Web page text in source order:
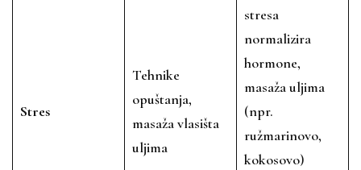
Stres
Tehnike
opuštanja,
masaža vlasišta
uljima
stresa
normalizira
hormone,
masaža uljima
(npr.
ružmarinovo,
kokosovo)